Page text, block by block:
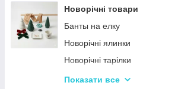
Новорічні товари
Банты на елку
Новорічні ялинки
Новорічні тарілки
Новорічні фігурки та статуетки
Показати все